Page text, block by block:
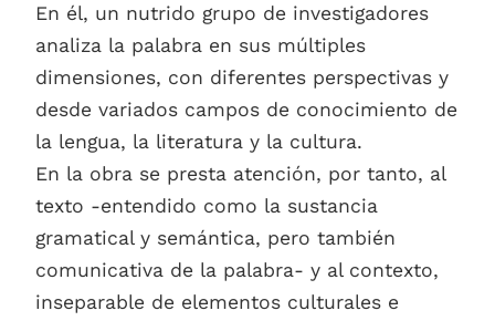
En él, un nutrido grupo de investigadores
analiza la palabra en sus múltiples
dimensiones, con diferentes perspectivas y
desde variados campos de conocimiento de
la lengua, la literatura y la cultura.
En la obra se presta atención, por tanto, al
texto -entendido como la sustancia
gramatical y semántica, pero también
comunicativa de la palabra- y al contexto,
inseparable de elementos culturales e